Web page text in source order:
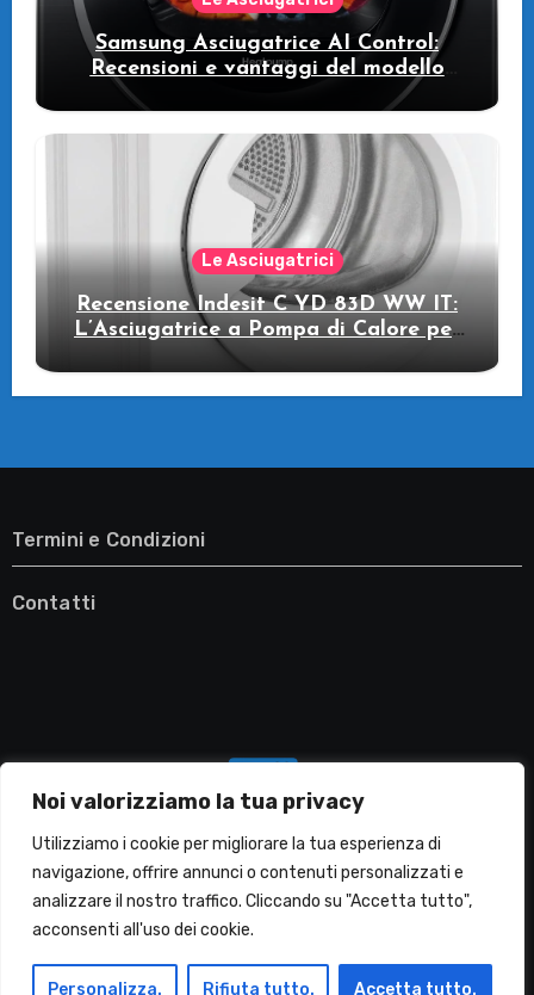
Noi valorizziamo la tua privacy
Utilizziamo i cookie per migliorare la tua esperienza di
navigazione, offrire annunci o contenuti personalizzati e
analizzare il nostro traffico. Cliccando su "Accetta tutto",
acconsenti all'uso dei cookie.
Personalizza. Rifiuta tutto. Accetta tutto.
Samsung Asciugatrice AI Control:
Recensioni e vantaggi del modello
Le Asciugatrici
Recensione Indesit C YD 83D WW IT:
L’Asciugatrice a Pompa di Calore per
il Tuo Benessere
Termini e Condizioni
Contatti
Migliori Lavatrici